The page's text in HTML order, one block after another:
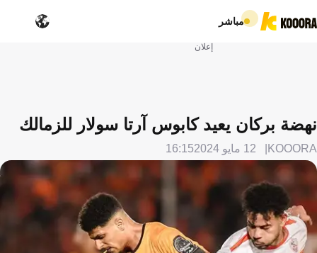
مباشر
إعلان
نهضة بركان يعيد كابوس آرتا سولار للزمالك
KOOORA 12 مايو 2024 16:15